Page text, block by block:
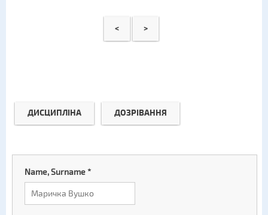
< >
ДИСЦИПЛІНА ДОЗРІВАННЯ
Name, Surname*